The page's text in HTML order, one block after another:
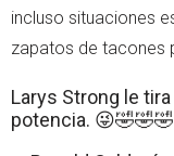
incluso situaciones
zapatos de tacones
Larys Strong le tira
potencia. 😜🤣🤣🤣